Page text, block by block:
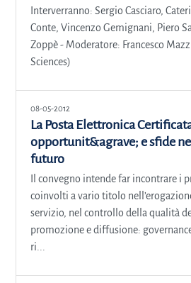
Interverranno: Sergio Casciaro,
Conte, Vincenzo Gemignani, Piero
Zoppè - Moderatore: Francesco
Sciences)
08-05-2012
La Posta Elettronica
opportunit&agrave; e sfide
futuro
Il convegno intende far incontrare i
coinvolti a vario titolo
servizio, nel controllo della qualità
promozione e diffusione:
ri...